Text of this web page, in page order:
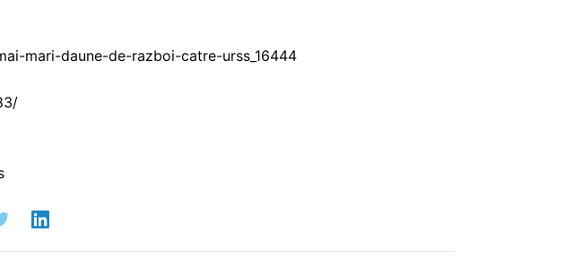
mari-daune-de-razboi-catre-urss_16444